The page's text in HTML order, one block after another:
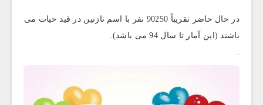
در حال حاضر تقریباً 90250 نفر با اسم نازنین در قید حیات می
باشند (این آمار تا سال 94 می باشد).
.